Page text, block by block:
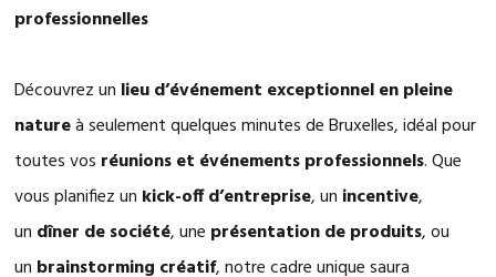
professionnelles
Découvrez un lieu d’événement exceptionnel en pleine
natureà seulement quelques minutes de Bruxelles, idéal pour
toutes vos réunions et événements professionnels. Que
vous planifiez un kick-off d’entreprise, un incentive,
un dîner de société, une présentation de produits, ou
un brainstorming créatif, notre cadre unique saura